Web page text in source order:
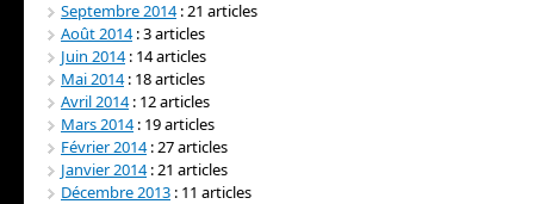
Septembre 2014: 21 articles
Août 2014: 3 articles
Juin 2014: 14 articles
Mai 2014: 18 articles
Avril 2014: 12 articles
Mars 2014: 19 articles
Février 2014: 27 articles
Janvier 2014: 21 articles
Décembre 2013 : 11 articles